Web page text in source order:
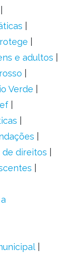
e adultos
Verde
de direitos